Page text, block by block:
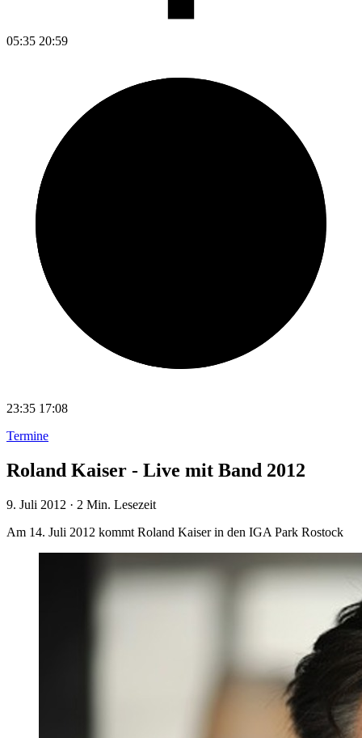
05:35 20:59
23:35 17:08
Termine
Roland Kaiser - Live mit Band 2012
9. Juli 2012 · 2 Min. Lesezeit
Am 14. Juli 2012 kommt Roland Kaiser in den IGA Park Rostock